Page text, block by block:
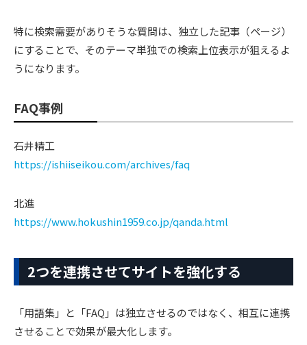
特に検索需要がありそうな質問は、独立した記事（ページ）
にすることで、そのテーマ単独での検索上位表示が狙えるよ
うになります。
FAQ事例
石井精工
https://ishiiseikou.com/archives/faq
北進
https://www.hokushin1959.co.jp/qanda.html
2つを連携させてサイトを強化する
「用語集」と「FAQ」は独立させるのではなく、相互に連携
させることで効果が最大化します。